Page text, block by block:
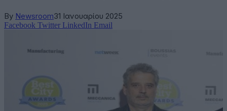
By Newsroom31 Ιανουαρίου 2025
Facebook Twitter LinkedIn Email